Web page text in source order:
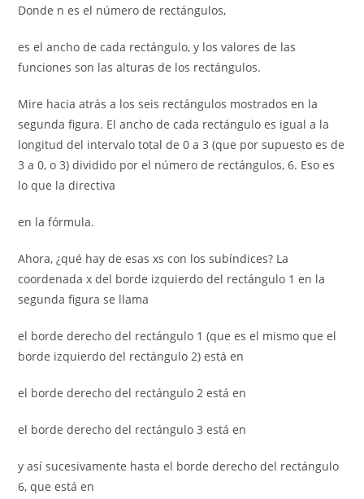
Donde n es el número de rectángulos,
es el ancho de cada rectángulo, y los valores de las
funciones son las alturas de los rectángulos.
Mire hacia atrás a los seis rectángulos mostrados en la
segunda figura. El ancho de cada rectángulo es igual a la
longitud del intervalo total de 0 a 3 (que por supuesto es de
3 a 0, o 3) dividido por el número de rectángulos, 6. Eso es
lo que la directiva
en la fórmula.
Ahora, ¿qué hay de esas xs con los subíndices? La
coordenada x del borde izquierdo del rectángulo 1 en la
segunda figura se llama
el borde derecho del rectángulo 1 (que es el mismo que el
borde izquierdo del rectángulo 2) está en
el borde derecho del rectángulo 2 está en
el borde derecho del rectángulo 3 está en
y así sucesivamente hasta el borde derecho del rectángulo
6, que está en